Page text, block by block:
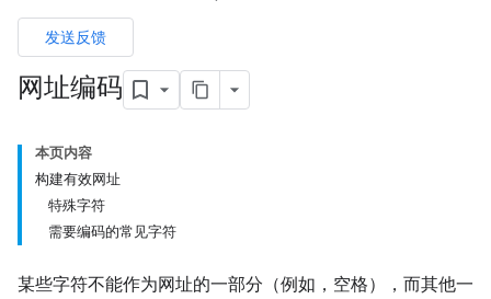
发送反馈
网址编码
本页内容
构建有效网址
特殊字符
需要编码的常见字符
某些字符不能作为网址的一部分（例如，空格），而其他一